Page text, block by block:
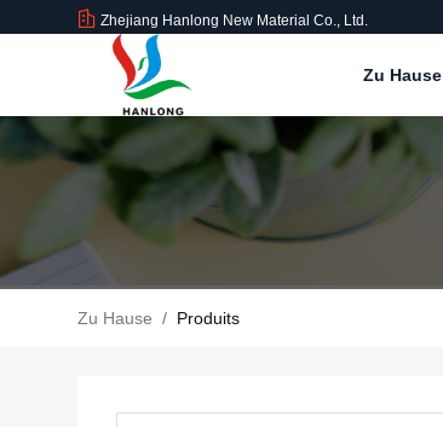
Zhejiang Hanlong New Material Co., Ltd.
Zu Hause
Zu Hause / Produits